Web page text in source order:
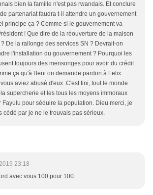
bien la famille n'est pas rwandais. Et conclure
partenariat faudra t-il attendre un gouvernement
principe ça ? Comme si le gouvernement va
! Que dire de la réouverture de la maison
De la rallonge des services SN ? Devrait-on
l'installation du gouvernement ? Pourquoi les
toujours des mensonges pour avoir du crédit
ça qu'à Beni on demande pardon à Felix
aviez abusé d'eux .C'est fini, tout le monde
supercherie et les tous les moyens immoraux
Fayulu pour séduire la population. Dieu merci, je
cédé par je ne le trouvais pas sérieux.
23:18
avec vous 100 pour 100.